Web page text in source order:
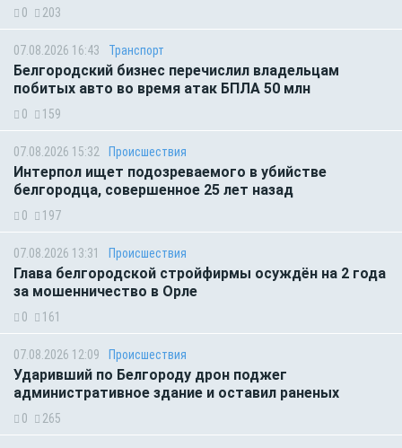
0 203
07.08.2026 16:43 Транспорт
Белгородский бизнес перечислил владельцам
побитых авто во время атак БПЛА 50 млн
0 159
07.08.2026 15:32 Происшествия
Интерпол ищет подозреваемого в убийстве
белгородца, совершенное 25 лет назад
0 197
07.08.2026 13:31 Происшествия
Глава белгородской стройфирмы осуждён на 2 года
за мошенничество в Орле
0 161
07.08.2026 12:09 Происшествия
Ударивший по Белгороду дрон поджег
административное здание и оставил раненых
0 265